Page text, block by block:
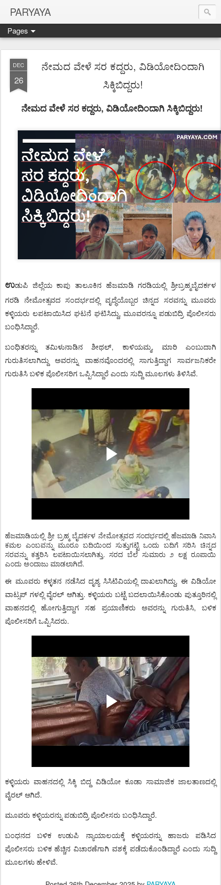
PARYAYA
Pages
DEC
26
ನೇಮದ ವೇಳೆ ಸರ ಕದ್ದರು, ವಿಡಿಯೋದಿಂದಾಗಿ
ಸಿಕ್ಕಿಬಿದ್ದರು!
ನೇಮದ ವೇಳೆ ಸರ ಕದ್ದರು, ವಿಡಿಯೋದಿಂದಾಗಿ ಸಿಕ್ಕಿಬಿದ್ದರು!
ಉಡುಪಿ ಜಿಲ್ಲೆಯ ಕಾಪು ತಾಲೂಕಿನ ಹೆಜಮಾಡಿ ಗರಡಿಯಲ್ಲಿ ಶ್ರೀಬ್ರಹ್ಮಬೈದರ್ಕಳ
ಗರಡಿ ನೇಮೋತ್ಸವದ ಸಂದರ್ಭದಲ್ಲಿ ವೃದ್ಧೆಯೊಬ್ಬರ ಚಿನ್ನದ ಸರವನ್ನು ಮೂವರು
ಕಳ್ಳಿಯರು ಲಪಟಾಯಿಸಿದ ಘಟನೆ ಘಟಿಸಿದ್ದು, ಮೂವರನ್ನೂ ಪಡುಬಿದ್ರಿ ಪೊಲೀಸರು
ಬಂಧಿಸಿದ್ದಾರೆ.
ಬಂಧಿತರನ್ನು ತಮಿಳುನಾಡಿನ ಶೀಥಲ್‌, ಕಾಳಿಯಮ್ಮ, ಮಾರಿ ಎಂಬುದಾಗಿ
ಗುರುತಿಸಲಾಗಿದ್ದು ಅವರನ್ನು ವಾಹನವೊಂದರಲ್ಲಿ ಸಾಗುತ್ತಿದ್ದಾಗ ಸಾರ್ವಜನಿಕರೇ
ಗುರುತಿಸಿ ಬಳಿಕ ಪೊಲೀಸರಿಗ ಒಪ್ಪಿಸಿದ್ದಾರೆ ಎಂದು ಸುದ್ದಿ ಮೂಲಗಳು ತಿಳಿಸಿವೆ.
ಹೆಜಮಾಡಿಯಲ್ಲಿ ಶ್ರೀ ಬ್ರಹ್ಮ ಬೈದರ್ಕಳ ನೇಮೋತ್ಸವದ ಸಂದರ್ಭದಲ್ಲಿ ಹೆಜಮಾಡಿ ನಿವಾಸಿ
ಕಮಲ ಎಂಬವನ್ನು ಮೂರೂ ಬದಿಯಿಂದ ಸುತ್ತುಗಟ್ಟಿ ಒಂದು ಬದಿಗೆ ಸರಿಸಿ ಚಿನ್ನದ
ಸರವನ್ನು ಕತ್ತರಿಸಿ ಲಪಟಾಯಿಸಲಾಗಿತ್ತು. ಸರದ ಬೆಲೆ ಸುಮಾರು ೨ ಲಕ್ಷ ರೂಪಾಯಿ
ಎಂದು ಅಂದಾಜು ಮಾಡಲಾಗಿದೆ.
ಈ ಮೂವರು ಕಳ್ಳತನ ನಡೆಸಿದ ದೃಶ್ಯ ಸಿಸಿಟಿವಿಯಲ್ಲಿ ದಾಖಲಾಗಿದ್ದು, ಈ ವಿಡಿಯೋ
ವಾಟ್ಸಪ್‌ ಗಳಲ್ಲಿ ವೈರಲ್‌ ಆಗಿತ್ತು. ಕಳ್ಳಿಯರು ಬಟ್ಟೆ ಬದಲಾಯಿಸಿಕೊಂಡು ಪುತ್ತೂರಿನಲ್ಲಿ
ವಾಹನದಲ್ಲಿ ಹೋಗುತ್ತಿದ್ದಾಗ ಸಹ ಪ್ರಯಾಣಿಕರು ಅವರನ್ನು ಗುರುತಿಸಿ, ಬಳಿಕ
ಪೊಲೀಸರಿಗೆ ಒಪ್ಪಿಸಿದರು.
ಕಳ್ಳಿಯರು ವಾಹನದಲ್ಲಿ ಸಿಕ್ಕಿ ಬಿದ್ದ ವಿಡಿಯೋ ಕೂಡಾ ಸಾಮಾಜಿಕ ಜಾಲತಾಣದಲ್ಲಿ
ವೈರಲ್‌ ಆಗಿದೆ.
ಮೂವರು ಕಳ್ಳಿಯರನ್ನು ಪಡುಬಿದ್ರಿ ಪೊಲೀಸರು ಬಂಧಿಸಿದ್ದಾರೆ.
ಬಂಧನದ ಬಳಿಕ ಉಡುಪಿ ನ್ಯಾಯಾಲಯಕ್ಕೆ ಕಳ್ಳಿಯರನ್ನು ಹಾಜರು ಪಡಿಸಿದ
ಪೊಲೀಸರು ಬಳಿಕ ಹೆಚ್ಚಿನ ವಿಚಾರಣೆಗಾಗಿ ವಶಕ್ಕೆ ಪಡೆದುಕೊಂಡಿದ್ದಾರೆ ಎಂದು ಸುದ್ದಿ
ಮೂಲಗಳು ಹೇಳಿವೆ.